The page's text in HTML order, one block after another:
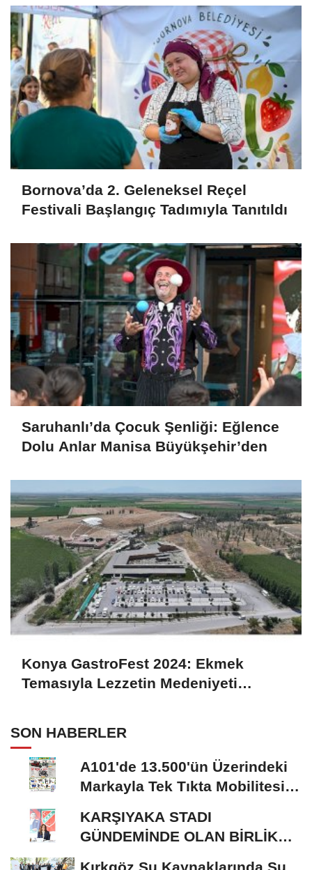
Bornova’da 2. Geleneksel Reçel
Festivali Başlangıç Tadımıyla Tanıtıldı
Saruhanlı’da Çocuk Şenliği: Eğlence
Dolu Anlar Manisa Büyükşehir’den
Konya GastroFest 2024: Ekmek
Temasıyla Lezzetin Medeniyeti
SON HABERLER
A101'de 13.500'ün Üzerindeki
Markayla Tek Tıkta Mobilitesi
KARŞIYAKA STADI
GÜNDEMİNDE OLAN BİRLİK
Kırkgöz Su Kaynaklarında Su